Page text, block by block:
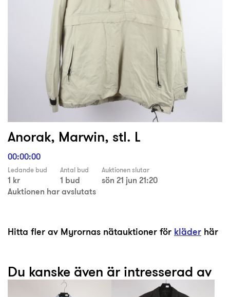
Anorak, Marwin, stl. L
00:00:00
Ledande bud
1 kr
Antal bud
1 bud
Auktionen slutar
sön 21 jun 21:20
Auktionen har avslutats
Hitta fler av Myrornas nätauktioner för kläder här
Du kanske även är intresserad av